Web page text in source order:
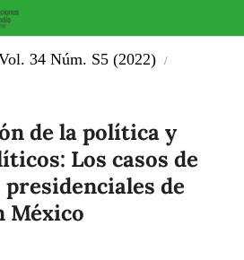
34 Núm. S5 (2022)
/
de la política y
Los casos de
de
México